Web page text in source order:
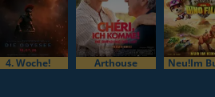
4. Woche! Arthouse